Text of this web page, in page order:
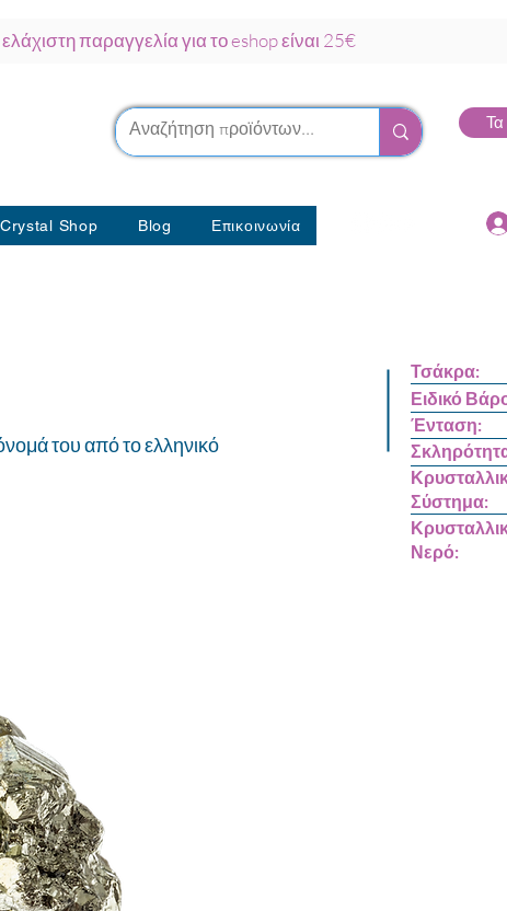
παραγγελία για το eshop είναι 25€
Crystal Shop Blog Επικοινωνία
του από το ελληνικό
Τσάκρα:
Ειδικό
Ένταση:
Σύστημα:
Νερό: